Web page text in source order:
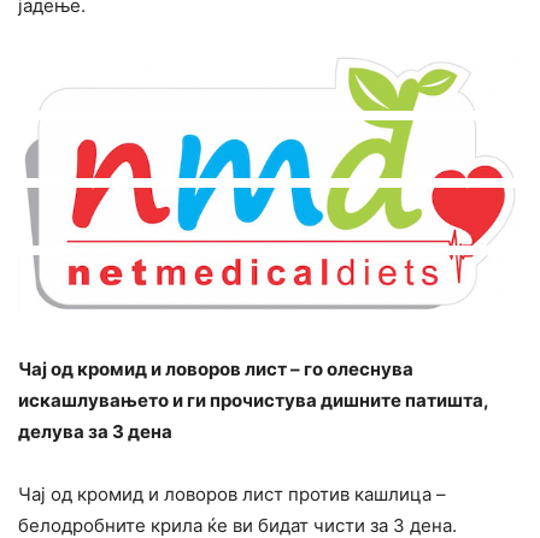
јадење.
Чај од кромид и ловоров лист – го олеснува
искашлувањето и ги прочистува дишните патишта,
делува за 3 дена
Чај од кромид и ловоров лист против кашлица –
белодробните крила ќе ви бидат чисти за 3 дена.